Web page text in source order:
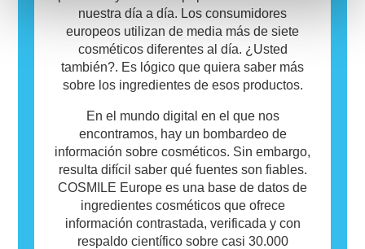
utilicen.nuestra día a día. Los consumidores
europeos utilizan de media más de siete
cosméticos diferentes al día. ¿Usted
también?. Es lógico que quiera saber más
sobre los ingredientes de esos productos.
En el mundo digital en el que nos
encontramos, hay un bombardeo de
información sobre cosméticos. Sin embargo,
resulta difícil saber qué fuentes son fiables.
COSMILE Europe es una base de datos de
ingredientes cosméticos que ofrece
información contrastada, verificada y con
respaldo científico sobre casi 30.000